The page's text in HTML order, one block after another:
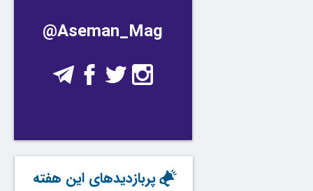
@Aseman_Mag
پربازدیدهای این هفته